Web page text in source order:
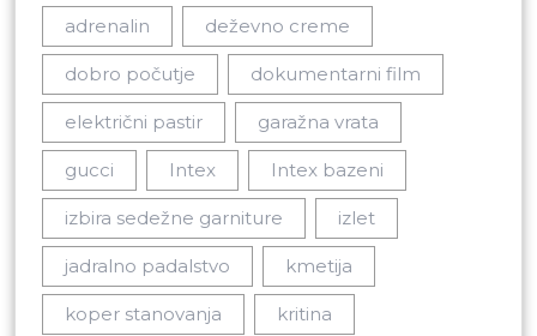
adrenalin deževno creme
dobro počutje dokumentarni film
električni pastir garažna vrata
gucci Intex Intex bazeni
izbira sedežne garniture izlet
jadralno padalstvo kmetija
koper stanovanja kritina